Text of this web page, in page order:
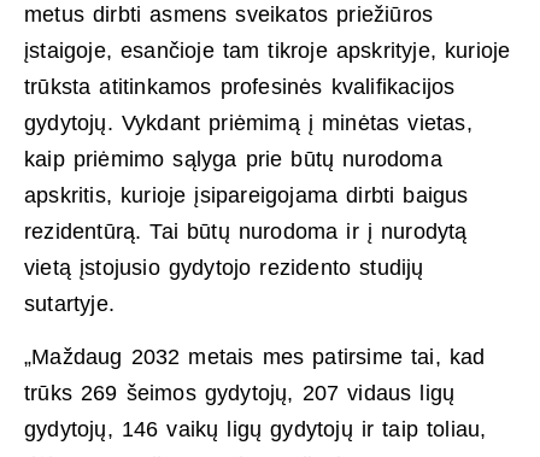
metus dirbti asmens sveikatos priežiūros
įstaigoje, esančioje tam tikroje apskrityje, kurioje
trūksta atitinkamos profesinės kvalifikacijos
gydytojų. Vykdant priėmimą į minėtas vietas,
kaip priėmimo sąlyga prie būtų nurodoma
apskritis, kurioje įsipareigojama dirbti baigus
rezidentūrą. Tai būtų nurodoma ir į nurodytą
vietą įstojusio gydytojo rezidento studijų
sutartyje.
„Maždaug 2032 metais mes patirsime tai, kad
trūks 269 šeimos gydytojų, 207 vidaus ligų
gydytojų, 146 vaikų ligų gydytojų ir taip toliau,